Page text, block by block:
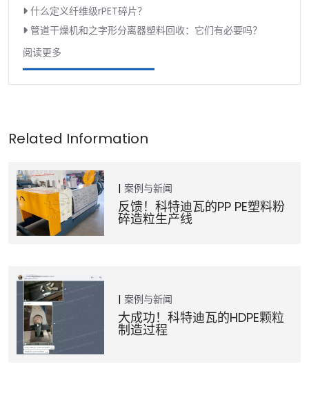
什么定义纤维级rPET碎片？
管道干燥机和之字形分离器塑料回收：它们有必要吗？
阅读更多
案例与新闻
反馈！科特迪瓦的PP PE塑料粉
碎造粒生产线
案例与新闻
大成功！科特迪瓦的HDPE颗粒
制造过程